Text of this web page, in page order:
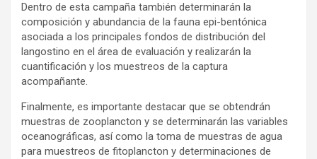
Dentro de esta campaña también determinarán la
composición y abundancia de la fauna epi-bentónica
asociada a los principales fondos de distribución del
langostino en el área de evaluación y realizarán la
cuantificación y los muestreos de la captura
acompañante.
Finalmente, es importante destacar que se obtendrán
muestras de zooplancton y se determinarán las variables
oceanográficas, así como la toma de muestras de agua
para muestreos de fitoplancton y determinaciones de